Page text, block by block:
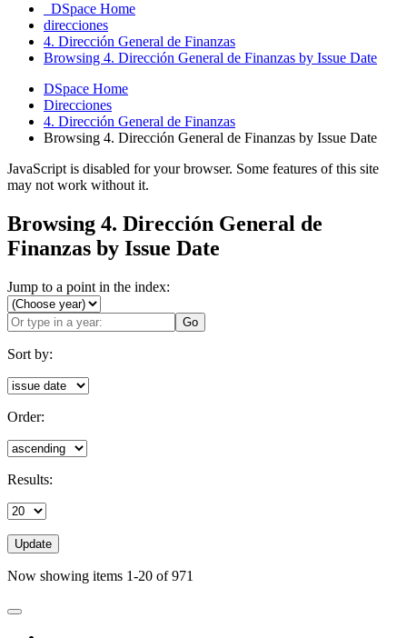
DSpace Home
direcciones
4. Dirección General de Finanzas
Browsing 4. Dirección General de Finanzas by Issue Date
DSpace Home
Direcciones
4. Dirección General de Finanzas
Browsing 4. Dirección General de Finanzas by Issue Date
JavaScript is disabled for your browser. Some features of this site
may not work without it.
Browsing 4. Dirección General de
Finanzas by Issue Date
Jump to a point in the index:
Go
Sort by:
Order:
Results:
Update
Now showing items 1-20 of 971